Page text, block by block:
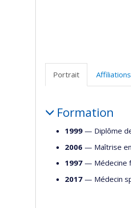
Portrait
Formation
1999 — Diplôme
2006 — Maîtrise
1997 — Médecine
2017 — Médecin